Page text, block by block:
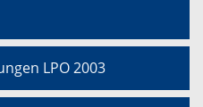
LPO 2003